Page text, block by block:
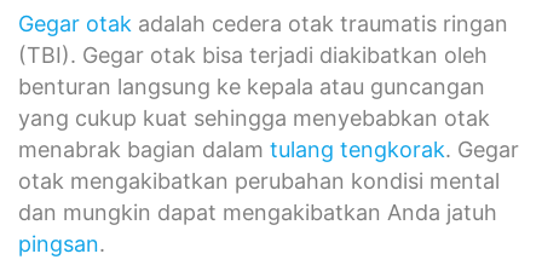
Gegar otak adalah cedera otak traumatis ringan
(TBI). Gegar otak bisa terjadi diakibatkan oleh
benturan langsung ke kepala atau guncangan
yang cukup kuat sehingga menyebabkan otak
menabrak bagian dalam tulang tengkorak. Gegar
otak mengakibatkan perubahan kondisi mental
dan mungkin dapat mengakibatkan Anda jatuh
pingsan.